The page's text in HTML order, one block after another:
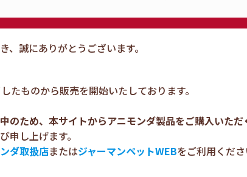
誠にありがとうございます。
たものから販売を開始いたしております。
のため、本サイトからアニモンダ製品をご購入いただ
申し上げます。
ダ取扱店またはジャーマンペットWEBをご利用くださ